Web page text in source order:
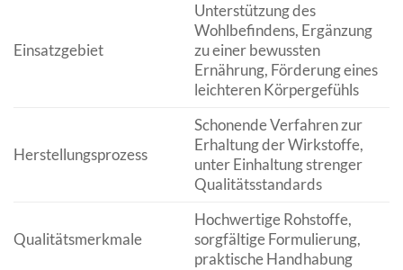
Einsatzgebiet
Unterstützung des
Wohlbefindens, Ergänzung
zu einer bewussten
Ernährung, Förderung eines
leichteren Körpergefühls
Herstellungsprozess
Schonende Verfahren zur
Erhaltung der Wirkstoffe,
unter Einhaltung strenger
Qualitätsstandards
Qualitätsmerkmale
Hochwertige Rohstoffe,
sorgfältige Formulierung,
praktische Handhabung